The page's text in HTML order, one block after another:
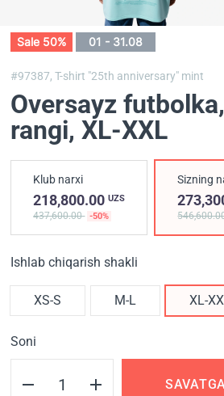
Sale 50% 01 - 31.08
#97387,T-shirt "25th anniversary" mint
Oversayz
rangi, XL-XXL
Klub narxi
218,800.00 UZS
437,600.00 -50%
Sizning
Ishlab chiqarish shakli
XS-S M-L XL-
Soni